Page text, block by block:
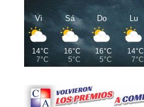
Vi
14°C
7°C
Sá
16°C
5°C
Do
16°C
5°C
Lu
14°C
7°C